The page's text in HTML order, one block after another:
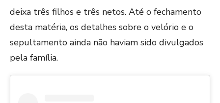
deixa três filhos e três netos. Até o fechamento
desta matéria, os detalhes sobre o velório e o
sepultamento ainda não haviam sido divulgados
pela família.